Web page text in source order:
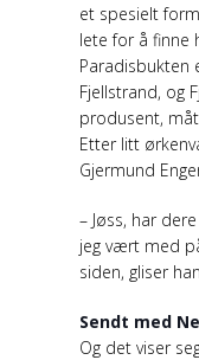
et spesielt
lete for å finne
Paradisbukten
Fjellstrand, og
produsent,
Etter litt
Gjermund
– Jøss, har
jeg vært med
siden, gliser han.
Sendt med
Og det viser